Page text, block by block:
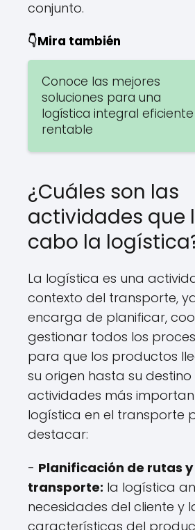
conjunto.
👇Mira también
Conoce las mejores
soluciones para una
logística integral
rentable
¿Cuáles son las
actividades que
cabo la
La logística es una
contexto del transporte,
encarga de planificar,
gestionar todos los
para que los productos
su origen hasta su destino
actividades más
logística en el transporte
destacar:
- Planificación de rutas
transporte: la logística
necesidades del cliente y
características del